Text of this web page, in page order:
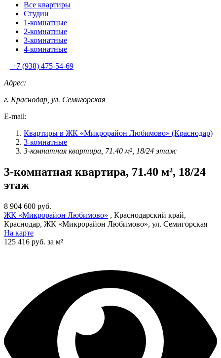
Все квартиры
Студии
1-комнатные
2-комнатные
3-комнатные
4-комнатные
+7 (938) 475-54-69
Адрес:
г. Краснодар, ул. Семигорская
E-mail:
Квартиры в ЖК «Микрорайон Любимово» (Краснодар)
3-комнатные
3-комнатная квартира, 71.40 м², 18/24 этаж
3-комнатная квартира, 71.40 м², 18/24
этаж
8 904 600 руб.
ЖК «Микрорайон Любимово» , Краснодарский край,
Краснодар, ЖК «Микрорайон Любимово», ул. Семигорская
На карте
125 416 руб. за м²